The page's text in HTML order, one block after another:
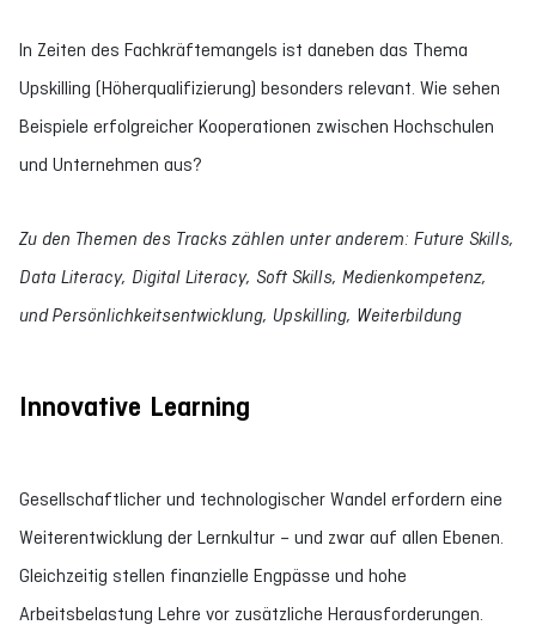
In Zeiten des Fachkräftemangels ist daneben das Thema
Upskilling (Höherqualifizierung) besonders relevant. Wie sehen
Beispiele erfolgreicher Kooperationen zwischen Hochschulen
und Unternehmen aus?
Zu den Themen des Tracks zählen unter anderem: Future Skills,
Data Literacy, Digital Literacy, Soft Skills, Medienkompetenz,
und Persönlichkeitsentwicklung, Upskilling, Weiterbildung
Innovative Learning
Gesellschaftlicher und technologischer Wandel erfordern eine
Weiterentwicklung der Lernkultur – und zwar auf allen Ebenen.
Gleichzeitig stellen finanzielle Engpässe und hohe
Arbeitsbelastung Lehre vor zusätzliche Herausforderungen.